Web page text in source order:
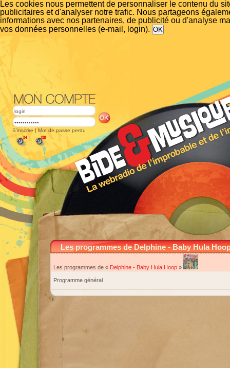
Les cookies nous permettent de personnaliser le contenu du
publicitaires et d'analyser notre trafic. Nous partageons
informations avec nos partenaires, de publicité ou d'analyse
vos données personnelles (e-mail, login).
S'inscrire | Mot de passe perdu
Les programmes de Delphine - Baby Hula
Les programmes de « Delphine - Baby Hula Hoop »
Programme général